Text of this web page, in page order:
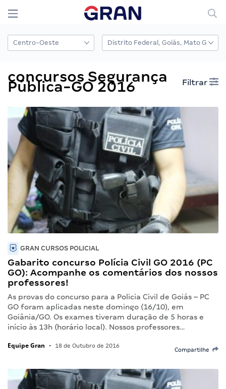
concursos Segurança
Pública-GO 2016 Filtrar
GRAN CURSOS POLICIAL
Gabarito concurso Polícia Civil GO 2016 (PC
GO): Acompanhe os comentários dos nossos
professores!
As provas do concurso para a Policia Civil de Goiás – PC
GO foram aplicadas neste domingo (16/10), em
Goiânia/GO. Os exames tiveram duração de 5 horas e
início às 13h (horário local). Nossos professores…
Equipe Gran • 18 de Outubro de 2016
Compartilhe